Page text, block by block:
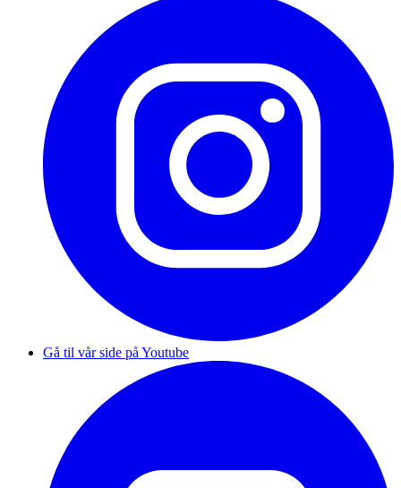
Gå til vår side på Youtube